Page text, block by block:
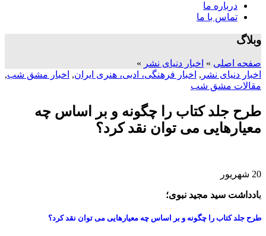
درباره ما
تماس با ما
وبلاگ
صفحه اصلی » اخبار دنیای نشر »
اخبار دنیای نشر , اخبار فرهنگی، ادبی، هنری ایران, اخبار مشق شب,
مقالات مشق شب
طرح جلد کتاب را چگونه و بر اساس چه
معیارهایی می توان نقد کرد؟
20 شهریور
یادداشت سید مجید نبوی؛
طرح جلد کتاب را چگونه و بر اساس چه معیارهایی می توان نقد کرد؟